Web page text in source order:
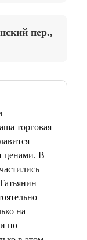
пер.,
торговая
ценами. В
на
и по